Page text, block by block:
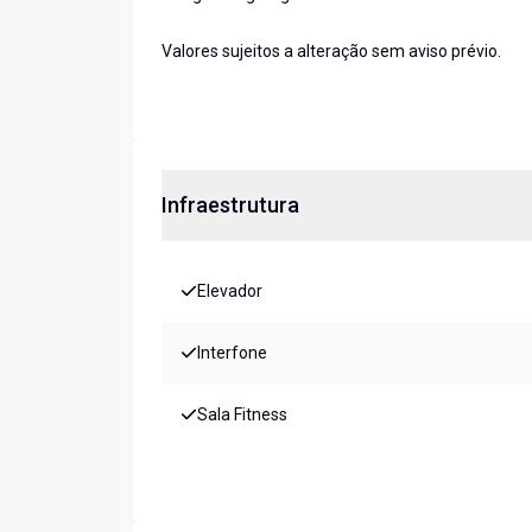
Valores sujeitos a alteração sem aviso prévio.
Infraestrutura
Elevador
Interfone
Sala Fitness